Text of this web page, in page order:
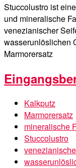
Stuccolustro ist
und mineralische
venezianischer
wasserunlöslichen
Marmorersatz
Kalkputz
Marmorersatz
mineralische
Stuccolustro